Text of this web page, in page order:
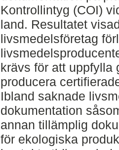
Kontrollintyg (COI)
land. Resultatet
livsmedelsföretag
krävs för att uppfylla
producera
Ibland saknade
dokumentation
annan tillämplig
för ekologiska